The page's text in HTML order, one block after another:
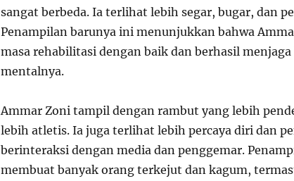
sangat berbeda. Ia terlihat lebih segar, bugar, dan
Penampilan barunya ini menunjukkan bahwa
masa rehabilitasi dengan baik dan berhasil
mentalnya.
Ammar Zoni tampil dengan rambut yang lebih
lebih atletis. Ia juga terlihat lebih percaya diri dan
berinteraksi dengan media dan penggemar.
membuat banyak orang terkejut dan kagum,